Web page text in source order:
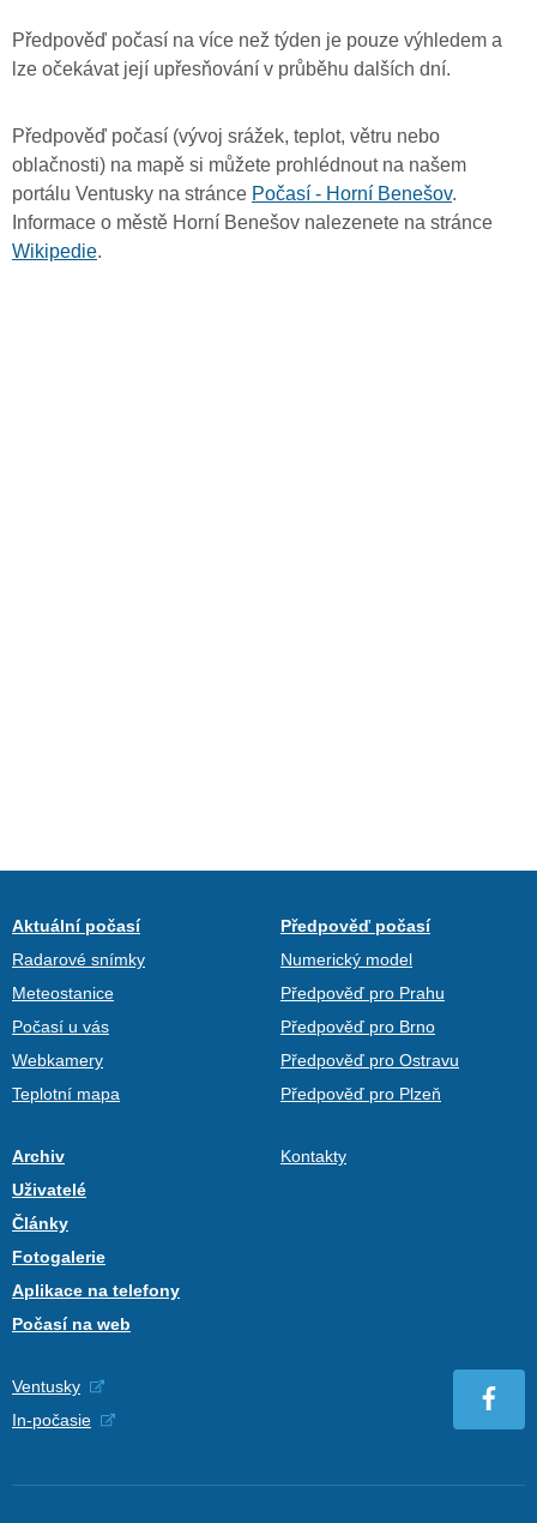
Předpověď počasí na více než týden je pouze výhledem a
lze očekávat její upřesňování v průběhu dalších dní.
Předpověď počasí (vývoj srážek, teplot, větru nebo
oblačnosti) na mapě si můžete prohlédnout na našem
portálu Ventusky na stránce Počasí - Horní Benešov.
Informace o městě Horní Benešov nalezenete na stránce
Wikipedie.
Aktuální počasí
Radarové snímky
Meteostanice
Počasí u vás
Webkamery
Teplotní mapa
Předpověď počasí
Numerický model
Předpověď pro Prahu
Předpověď pro Brno
Předpověď pro Ostravu
Předpověď pro Plzeň
Archiv
Uživatelé
Články
Fotogalerie
Aplikace na telefony
Počasí na web
Kontakty
Ventusky
In-počasie